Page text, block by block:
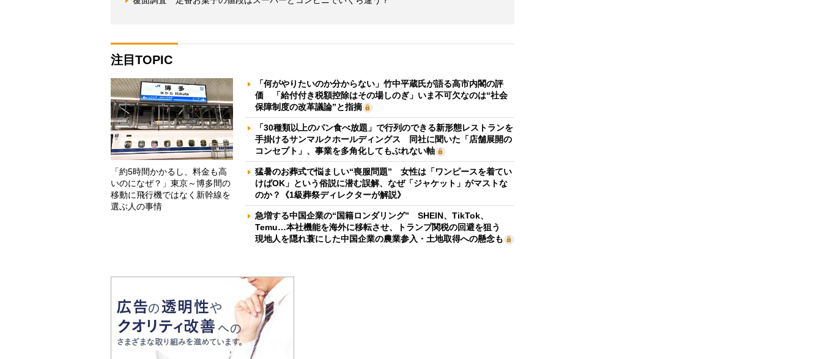
注目TOPIC
「約5時間かかるし、料金も高
いのになぜ？」東京～博多間の
移動に飛行機ではなく新幹線を
選ぶ人の事情
「何がやりたいのか分からない」竹中平蔵氏が語る高市内閣の評
価 「給付付き税額控除はその場しのぎ」いま不可欠なのは“社会
保障制度の改革議論”と指摘
「30種類以上のパン食べ放題」で行列のできる新形態レストランを
手掛けるサンマルクホールディングス 同社に聞いた「店舗展開の
コンセプト」、事業を多角化してもぶれない軸
猛暑のお葬式で悩ましい“喪服問題” 女性は「ワンピースを着てい
けばOK」という俗説に潜む誤解、なぜ「ジャケット」がマストな
のか？《1級葬祭ディレクターが解説》
急増する中国企業の“国籍ロンダリング” SHEIN、TikTok、
Temu…本社機能を海外に移転させ、トランプ関税の回避を狙う
現地人を隠れ蓑にした中国企業の農業参入・土地取得への懸念も